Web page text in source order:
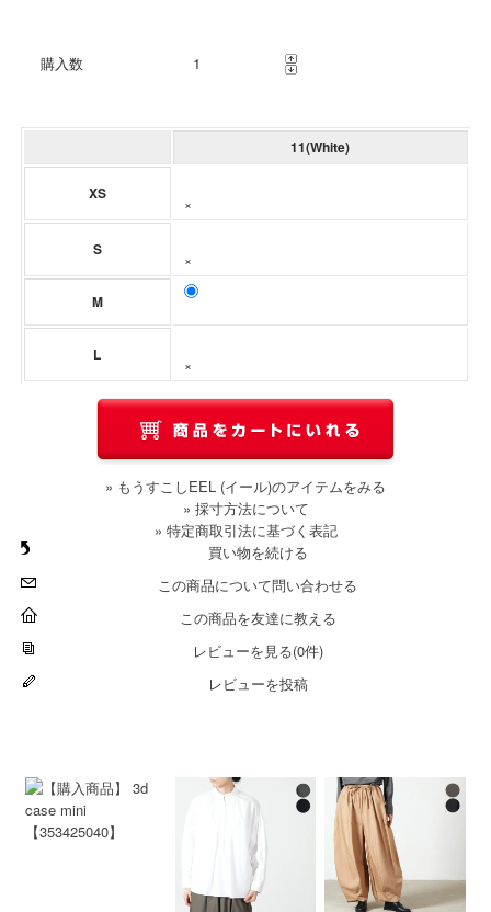
購入数
» 採寸方法について
» 特定商取引法に基づく表記
買い物を続ける
この商品について問い合わせる
この商品を友達に教える
レビューを見る(0件)
レビューを投稿
11(White)
XS
×
S
×
M
L
×
» もうすこしEEL (イール)のアイテムをみる